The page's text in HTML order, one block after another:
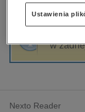
dzienniki
edukacja
hobby,
polityka,
w
Nexto Reader
Ustawienia